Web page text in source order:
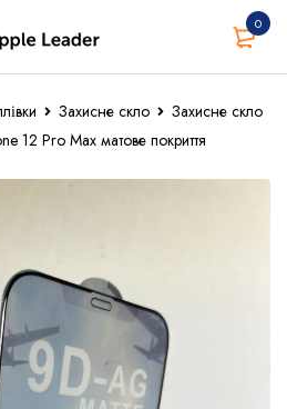
0
Захисне скло
Захисне скло
12 Pro Max матове покриття